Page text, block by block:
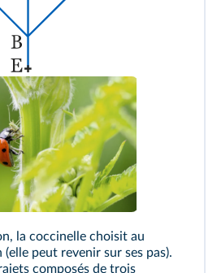
la coccinelle choisit au
peut revenir sur ses pas).
composés de trois